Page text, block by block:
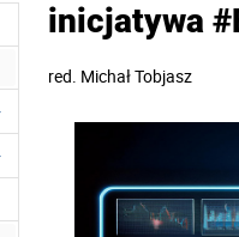
inicjatywa
red. Michał Tobjasz